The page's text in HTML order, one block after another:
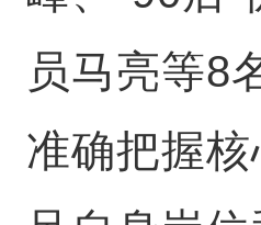
员马亮等8
准确把握